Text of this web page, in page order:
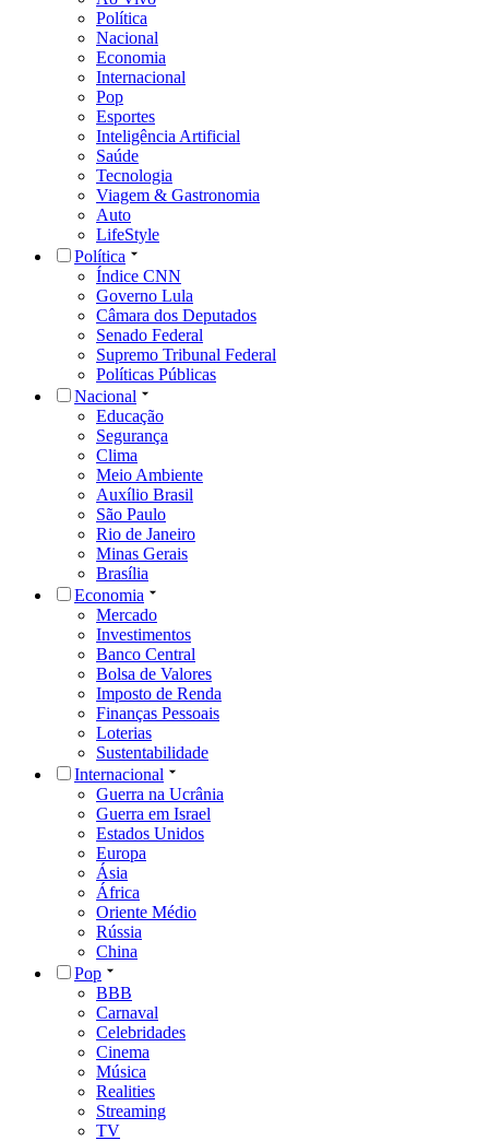
Política
Nacional
Economia
Internacional
Pop
Esportes
Inteligência Artificial
Saúde
Tecnologia
Viagem & Gastronomia
Auto
LifeStyle
Política
Índice CNN
Governo Lula
Câmara dos Deputados
Senado Federal
Supremo Tribunal Federal
Políticas Públicas
Nacional
Educação
Segurança
Clima
Meio Ambiente
Auxílio Brasil
São Paulo
Rio de Janeiro
Minas Gerais
Brasília
Economia
Mercado
Investimentos
Banco Central
Bolsa de Valores
Imposto de Renda
Finanças Pessoais
Loterias
Sustentabilidade
Internacional
Guerra na Ucrânia
Guerra em Israel
Estados Unidos
Europa
Ásia
África
Oriente Médio
Rússia
China
Pop
BBB
Carnaval
Celebridades
Cinema
Música
Realities
Streaming
TV